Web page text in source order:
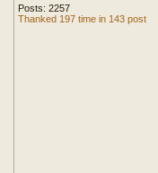
Posts: 2257
Thanked 197 time in 143 post